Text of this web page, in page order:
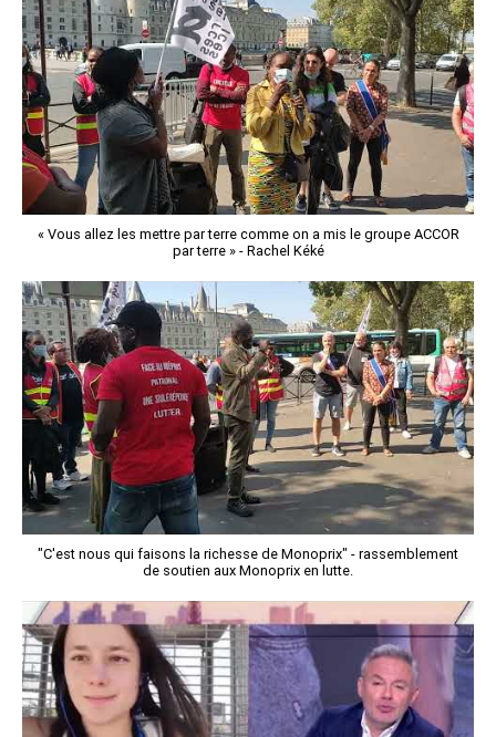
« Vous allez les mettre par terre comme on a mis le groupe ACCOR
par terre » - Rachel Kéké
"C'est nous qui faisons la richesse de Monoprix" - rassemblement
de soutien aux Monoprix en lutte.